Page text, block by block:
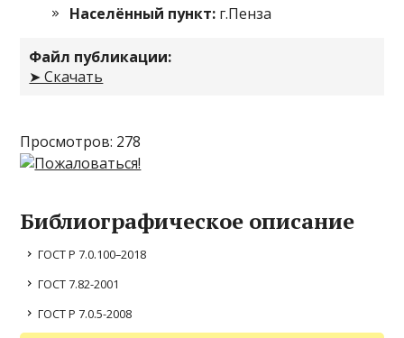
Населённый пункт: г.Пенза
Файл публикации:
➤ Скачать
Просмотров: 278
Библиографическое описание
ГОСТ Р 7.0.100–2018
ГОСТ 7.82-2001
ГОСТ Р 7.0.5-2008